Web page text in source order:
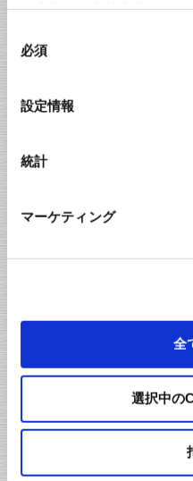
択
必須
設定情報
統計
マーケティング
全
選択中の
ピンヘッダーの端子をウ